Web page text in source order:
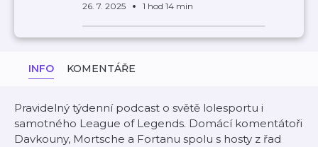
26. 7. 2025 1 hod 14 min
INFO KOMENTÁŘE
Pravidelný týdenní podcast o světě lolesportu i
samotného League of Legends. Domácí komentátoři
Davkouny, Mortsche a Fortanu spolu s hosty z řad